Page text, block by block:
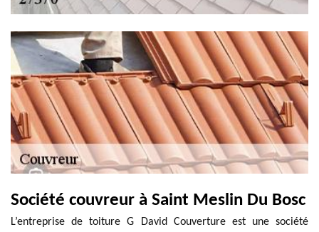
Société couvreur à Saint Meslin Du Bosc
L’entreprise de toiture G David Couverture est une société